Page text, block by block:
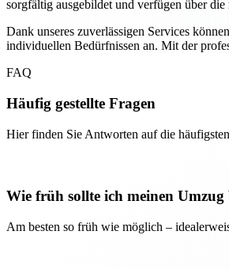
sorgfältig ausgebildet und verfügen über
Dank unseres zuverlässigen Services
individuellen Bedürfnissen an. Mit der
FAQ
Häufig gestellte Fragen
Hier finden Sie Antworten auf die
Wie früh sollte ich meinen Umzug
Am besten so früh wie möglich –